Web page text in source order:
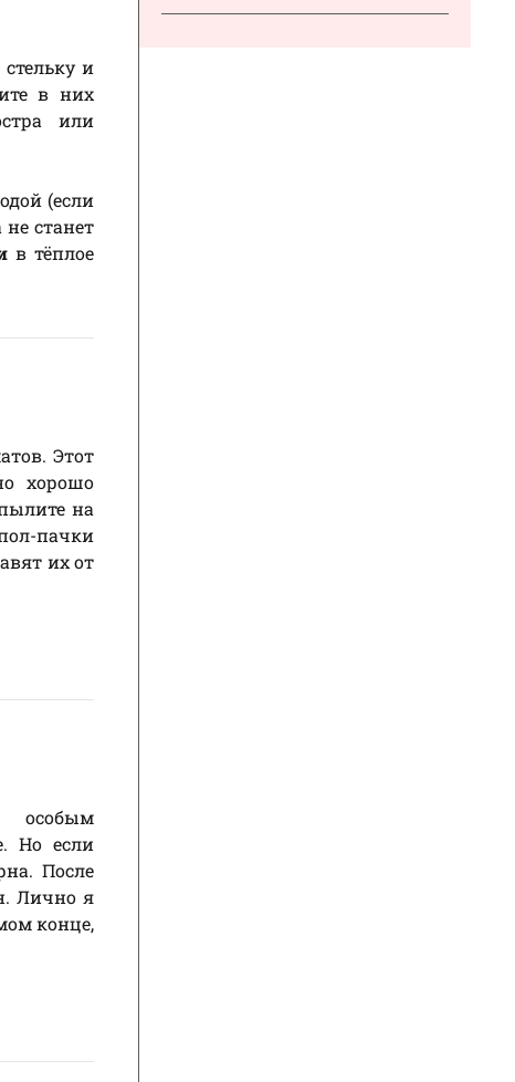
и
в них
или
(если
станет
в тёплое
Этот
хорошо
на
пачки
их от
особым
Но если
После
Лично я
конце,